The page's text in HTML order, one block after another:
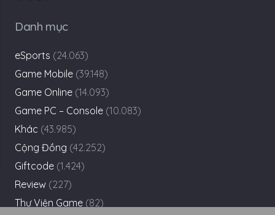
Danh mục
eSports (24.063)
Game Mobile (39.148)
Game Online (14.093)
Game PC – Console (10.083)
Khác (43.985)
Cộng Đồng (42.252)
Giftcode (1.424)
Review (227)
Thư Viện Game (82)